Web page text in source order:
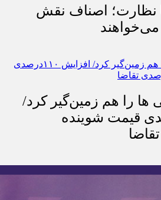
نظارت؛ اصناف نقش
می‌خواهند
را هم زمین‌گیر کرد/
۱۱۰درصدی قیمت شوینده